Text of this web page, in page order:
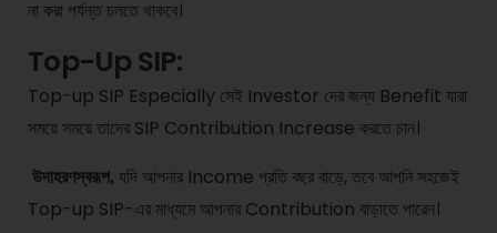
না করা পর্যন্ত চলতে থাকবে।
Top-Up SIP:
Top-up SIP Especially সেই Investor দের জন্য Benefit যারা
সময়ে সময়ে তাদের SIP Contribution Increase করতে চান।
উদাহরণস্বরূপ, যদি আপনার Income প্রতি বছর বাড়ে, তবে আপনি সহজেই
Top-up SIP-এর মাধ্যমে আপনার Contribution বাড়াতে পারেন।